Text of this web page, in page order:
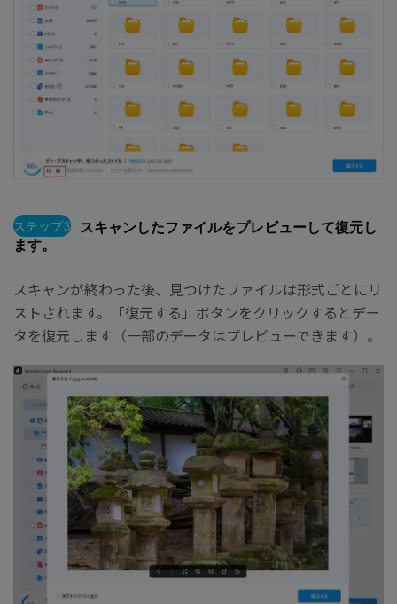
ステップ3
スキャンしたファイルをプレビューして復元し
ます。
スキャンが終わった後、見つけたファイルは形式ごとにリ
ストされます。「復元する」ボタンをクリックするとデー
タを復元します（一部のデータはプレビューできます）。